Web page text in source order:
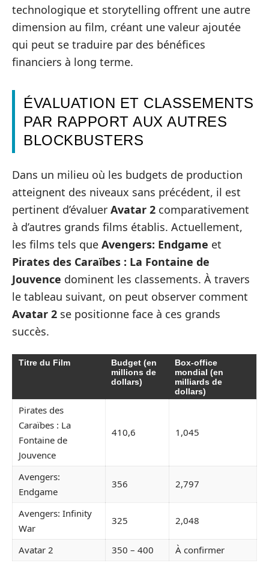
technologique et storytelling offrent une autre
dimension au film, créant une valeur ajoutée
qui peut se traduire par des bénéfices
financiers à long terme.
ÉVALUATION ET CLASSEMENTS
PAR RAPPORT AUX AUTRES
BLOCKBUSTERS
Dans un milieu où les budgets de production
atteignent des niveaux sans précédent, il est
pertinent d’évaluer Avatar 2 comparativement
à d’autres grands films établis. Actuellement,
les films tels que Avengers: Endgame et
Pirates des Caraïbes : La Fontaine de
Jouvence dominent les classements. À travers
le tableau suivant, on peut observer comment
Avatar 2 se positionne face à ces grands
succès.
Titre du Film
Budget (en
millions de
dollars)
Box-office
mondial (en
milliards de
dollars)
Pirates des
Caraïbes : La
Fontaine de
Jouvence
410,6 1,045
Avengers:
Endgame
356 2,797
Avengers: Infinity
War
325 2,048
Avatar 2 350 – 400 À confirmer